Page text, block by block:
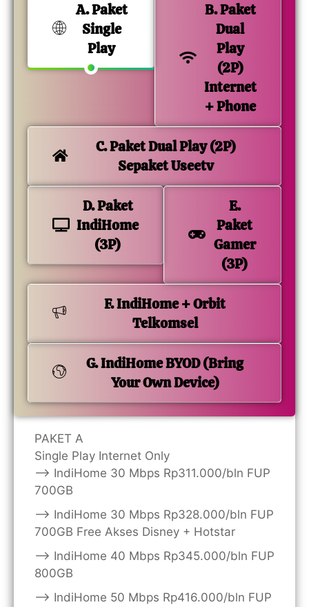
A. Paket
Single
Play
B. Paket
Dual
Play
(2P)
Internet
+ Phone
C. Paket Dual Play (2P)
Sepaket Useetv
D. Paket
IndiHome
(3P)
E.
Paket
Gamer
(3P)
F. IndiHome + Orbit
Telkomsel
G. IndiHome BYOD (Bring
Your Own Device)
PAKET A
Single Play Internet Only
——> IndiHome 30 Mbps Rp311.000/bln FUP
700GB
——> IndiHome 30 Mbps Rp328.000/bln FUP
700GB Free Akses Disney + Hotstar
——> IndiHome 40 Mbps Rp345.000/bln FUP
800GB
——> IndiHome 50 Mbps Rp416.000/bln FUP